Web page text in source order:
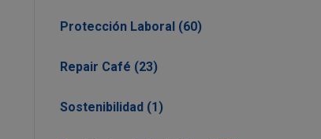
Protección Laboral (60)
Repair Café (23)
Sostenibilidad (1)